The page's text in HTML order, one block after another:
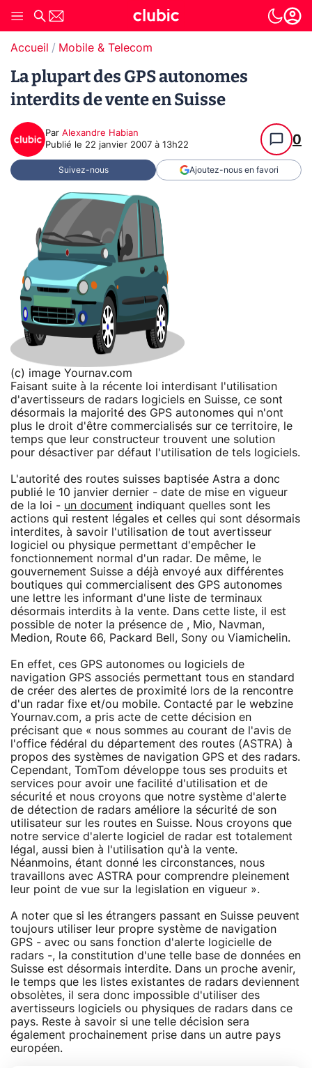
Accueil Mobile & Telecom
La plupart des GPS autonomes
interdits de vente en Suisse
Par Alexandre Habian
Publié le 22 janvier 2007 à 13h22 0
Suivez-nous Ajoutez-nous en favori
(c) image Yournav.com
Faisant suite à la récente loi interdisant l'utilisation
d'avertisseurs de radars logiciels en Suisse, ce sont
désormais la majorité des GPS autonomes qui n'ont
plus le droit d'être commercialisés sur ce territoire, le
temps que leur constructeur trouvent une solution
pour désactiver par défaut l'utilisation de tels logiciels.
L'autorité des routes suisses baptisée Astra a donc
publié le 10 janvier dernier - date de mise en vigueur
de la loi - un document indiquant quelles sont les
actions qui restent légales et celles qui sont désormais
interdites, à savoir l'utilisation de tout avertisseur
logiciel ou physique permettant d'empêcher le
fonctionnement normal d'un radar. De même, le
gouvernement Suisse a déjà envoyé aux différentes
boutiques qui commercialisent des GPS autonomes
une lettre les informant d'une liste de terminaux
désormais interdits à la vente. Dans cette liste, il est
possible de noter la présence de , Mio, Navman,
Medion, Route 66, Packard Bell, Sony ou Viamichelin.
En effet, ces GPS autonomes ou logiciels de
navigation GPS associés permettant tous en standard
de créer des alertes de proximité lors de la rencontre
d'un radar fixe et/ou mobile. Contacté par le webzine
Yournav.com, a pris acte de cette décision en
précisant que « nous sommes au courant de l'avis de
l'office fédéral du département des routes (ASTRA) à
propos des systèmes de navigation GPS et des radars.
Cependant, TomTom développe tous ses produits et
services pour avoir une facilité d'utilisation et de
sécurité et nous croyons que notre système d'alerte
de détection de radars améliore la sécurité de son
utilisateur sur les routes en Suisse. Nous croyons que
notre service d'alerte logiciel de radar est totalement
légal, aussi bien à l'utilisation qu'à la vente.
Néanmoins, étant donné les circonstances, nous
travaillons avec ASTRA pour comprendre pleinement
leur point de vue sur la legislation en vigueur ».
A noter que si les étrangers passant en Suisse peuvent
toujours utiliser leur propre système de navigation
GPS - avec ou sans fonction d'alerte logicielle de
radars -, la constitution d'une telle base de données en
Suisse est désormais interdite. Dans un proche avenir,
le temps que les listes existantes de radars deviennent
obsolètes, il sera donc impossible d'utiliser des
avertisseurs logiciels ou physiques de radars dans ce
pays. Reste à savoir si une telle décision sera
également prochainement prise dans un autre pays
européen.